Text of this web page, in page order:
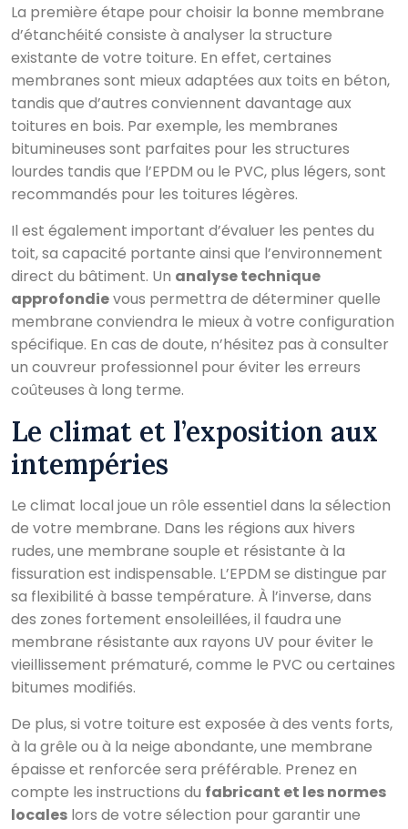
La première étape pour choisir la bonne membrane
d’étanchéité consiste à analyser la structure
existante de votre toiture. En effet, certaines
membranes sont mieux adaptées aux toits en béton,
tandis que d’autres conviennent davantage aux
toitures en bois. Par exemple, les membranes
bitumineuses sont parfaites pour les structures
lourdes tandis que l’EPDM ou le PVC, plus légers, sont
recommandés pour les toitures légères.
Il est également important d’évaluer les pentes du
toit, sa capacité portante ainsi que l’environnement
direct du bâtiment. Un analyse technique
approfondievous permettra de déterminer quelle
membrane conviendra le mieux à votre configuration
spécifique. En cas de doute, n’hésitez pas à consulter
un couvreur professionnel pour éviter les erreurs
coûteuses à long terme.
Le climat et l’exposition aux
intempéries
Le climat local joue un rôle essentiel dans la sélection
de votre membrane. Dans les régions aux hivers
rudes, une membrane souple et résistante à la
fissuration est indispensable. L’EPDM se distingue par
sa flexibilité à basse température. À l’inverse, dans
des zones fortement ensoleillées, il faudra une
membrane résistante aux rayons UV pour éviter le
vieillissement prématuré, comme le PVC ou certaines
bitumes modifiés.
De plus, si votre toiture est exposée à des vents forts,
à la grêle ou à la neige abondante, une membrane
épaisse et renforcée sera préférable. Prenez en
compte les instructions du fabricant et les normes
locales lors de votre sélection pour garantir une